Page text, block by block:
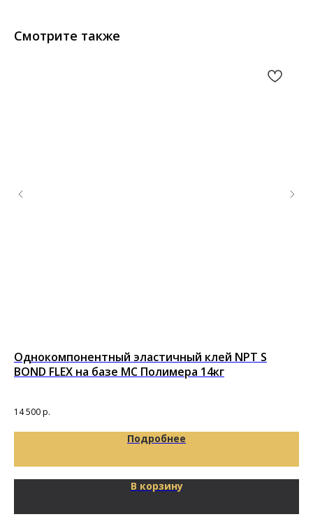
Смотрите также
Однокомпонентный эластичный клей NPT S
BOND FLEX на базе MC Полимера 14кг
14 500р.
Подробнее
В корзину